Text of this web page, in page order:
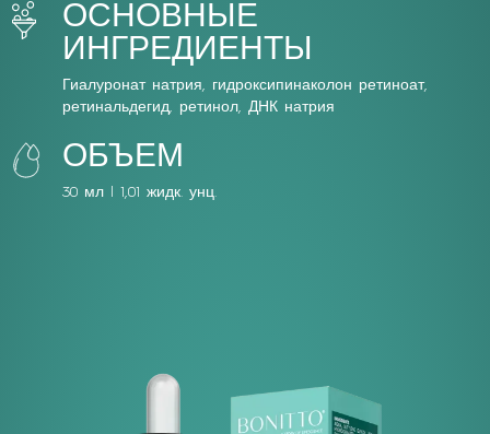
ОСНОВНЫЕ
ИНГРЕДИЕНТЫ
Гиалуронат натрия, гидроксипинаколон ретиноат,
ретинальдегид, ретинол, ДНК натрия
ОБЪЕМ
30 мл | 1,01 жидк. унц.